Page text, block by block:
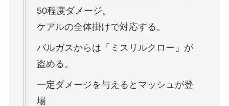
50程度ダメージ。
ケアルの全体掛けで対応する。
バルガスからは「ミスリルクロー」が
盗める。
一定ダメージを与えるとマッシュが登
場